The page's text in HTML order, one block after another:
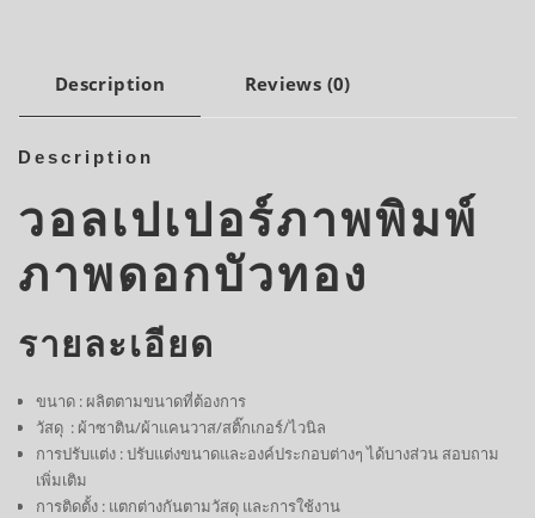
Description Reviews (0)
Description
วอลเปเปอร์ภาพพิมพ์
ภาพดอกบัวทอง
รายละเอียด
ขนาด : ผลิตตามขนาดที่ต้องการ
วัสดุ : ผ้าซาติน/ผ้าแคนวาส/สติ๊กเกอร์/ไวนิล
การปรับแต่ง : ปรับแต่งขนาดและองค์ประกอบต่างๆ ได้บางส่วน สอบถาม
เพิ่มเติม
การติดตั้ง : แตกต่างกันตามวัสดุ และการใช้งาน